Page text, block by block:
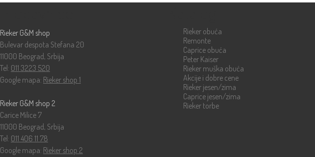
Rieker G&M shop
Bulevar despota Stefana 20
11000 Beograd, Srbija
Tel: 011 3223 520
Google mapa: Rieker shop 1
Rieker G&M shop 2
Carice Milice 7
11000 Beograd, Srbija
Tel: 011 406 11 78
Google mapa: Rieker shop 2
Rieker obuća
Remonte
Caprice obuća
Peter Kaiser
Rieker muška obuća
Akcije i dobre cene
Rieker jesen/zima
Caprice jesen/zima
Rieker torbe